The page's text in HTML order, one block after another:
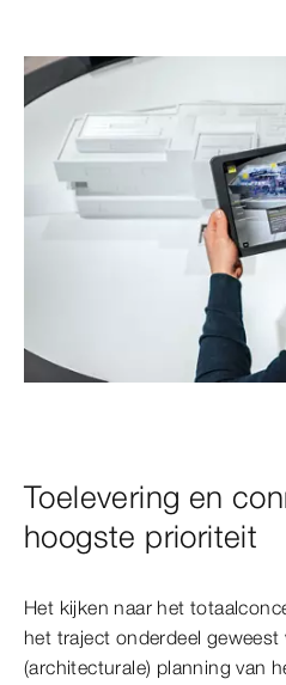
Toelevering en
hoogste prioriteit
Het kijken naar het
het traject onderdeel geweest
(architecturale) planning van